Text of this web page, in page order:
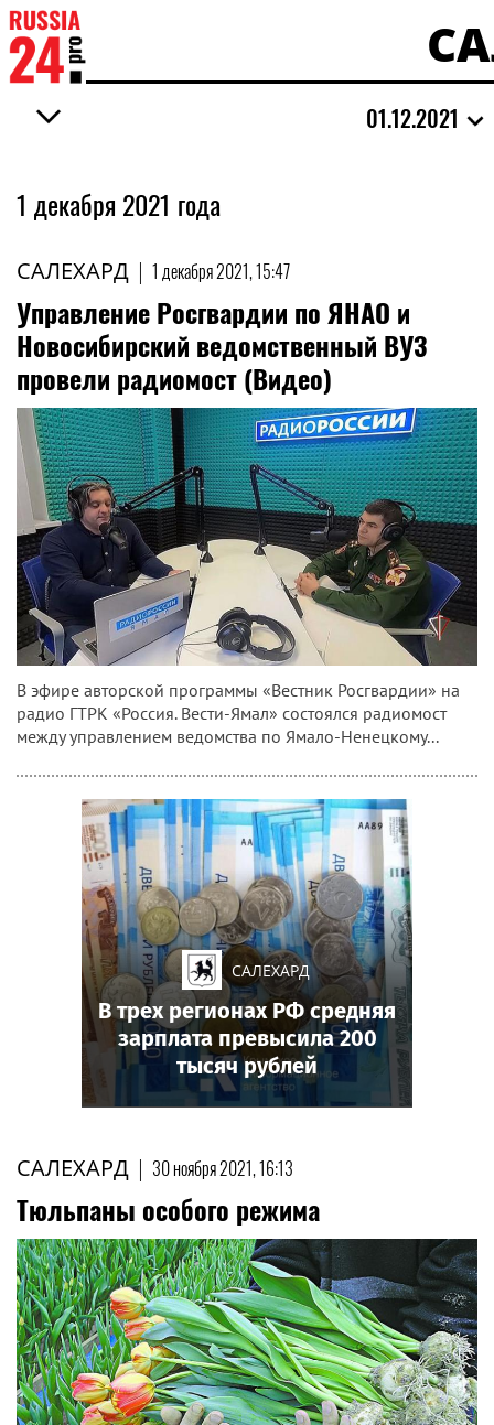
01.12.2021
1 декабря 2021 года
САЛЕХАРД | 1 декабря 2021, 15:47
Управление Росгвардии по ЯНАО и
Новосибирский ведомственный ВУЗ
провели радиомост (Видео)
В эфире авторской программы «Вестник Росгвардии» на
радио ГТРК «Россия. Вести-Ямал» состоялся радиомост
между управлением ведомства по Ямало-Ненецкому...
САЛЕХАРД | 30 ноября 2021, 16:13
Тюльпаны особого режима
САЛЕХАРД
В трех регионах РФ средняя
зарплата превысила 200
тысяч рублей